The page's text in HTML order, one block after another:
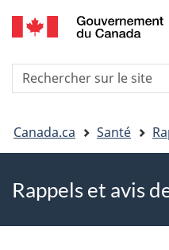
Recherche
Vous
êtes
ici
Canada.ca Santé
Rappels et avis